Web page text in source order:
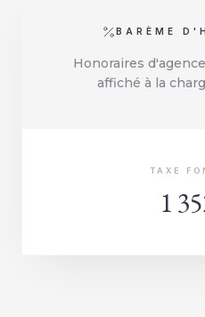
BARÈME
Honoraires
affiché à la
TAXE
1